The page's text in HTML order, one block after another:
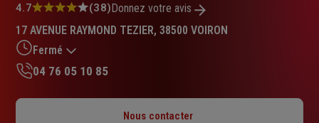
Note
4.7
sur
5
étoiles
4.7 (38)Donnez votre avis
17 AVENUE RAYMOND TEZIER, 38500 VOIRON
Fermé
Mardi : 09h – 12h / 13h30 – 17h30
04 76 05 10 85
Nous contacter